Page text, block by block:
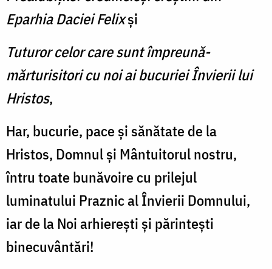
Eparhia Daciei Felixși
Tuturor celor care sunt împreună-
mărturisitori cu noi ai bucuriei Învierii lui
Hristos,
Har, bucurie, pace și sănătate de la
Hristos, Domnul și Mântuitorul nostru,
întru toate bunăvoire cu prilejul
luminatului Praznic al Învierii Domnului,
iar de la Noi arhierești și părintești
binecuvântări!